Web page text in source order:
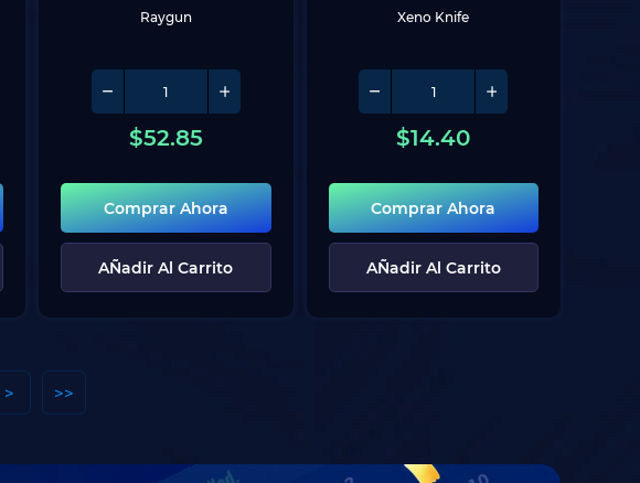
Raygun
$52.85
Comprar Ahora
AÑadir Al Carrito
Xeno Knife
$14.40
Comprar Ahora
AÑadir Al Carrito
> >>